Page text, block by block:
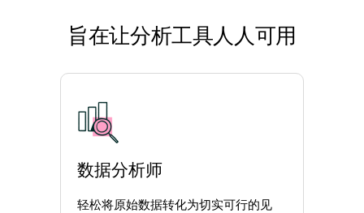
旨在让分析工具人人可用
数据分析师
轻松将原始数据转化为切实可行的见